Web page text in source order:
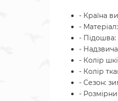
- Країна
- Матеріал:
- Підошва:
-
- Колір
- Колір
- Сезон:
-